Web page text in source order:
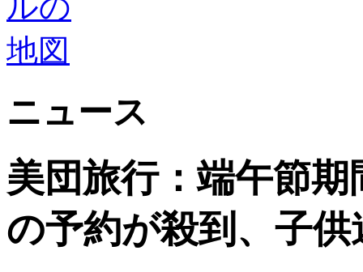
ニュース
美団旅行：端午節
の予約が殺到、子